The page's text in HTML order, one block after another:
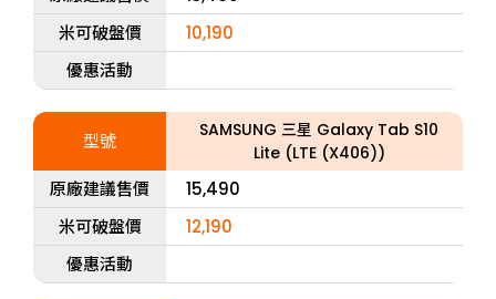
米可破盤價
10,190
優惠活動
型號
SAMSUNG 三星 Galaxy Tab S10
Lite (LTE (X406))
原廠建議售價
15,490
米可破盤價
12,190
優惠活動